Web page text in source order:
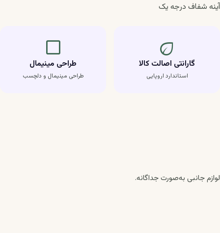
آینه شفاف درجه یک
eco
گارانتی اصالت کالا
استاندارد اروپایی
crop_square
طراحی مینیمال
طراحی مینیمال و دلچسب
لوازم جانبی به‌صورت جداگانه.